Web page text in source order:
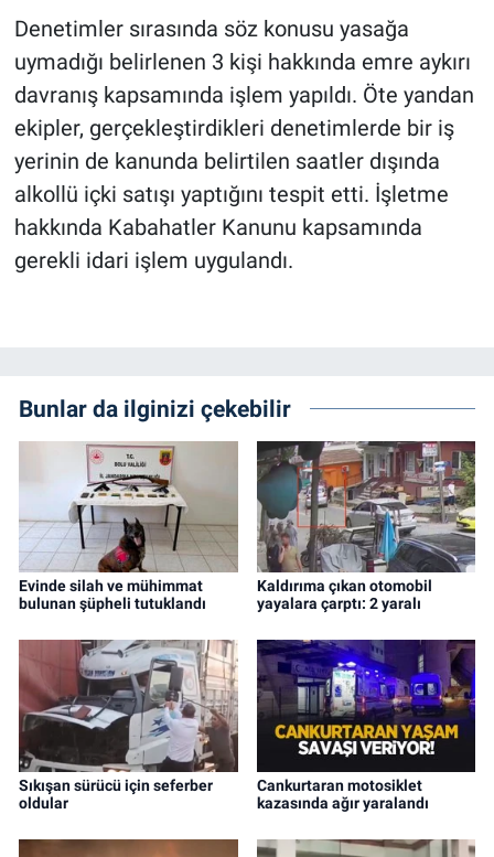
Denetimler sırasında söz konusu yasağa
uymadığı belirlenen 3 kişi hakkında emre aykırı
davranış kapsamında işlem yapıldı. Öte yandan
ekipler, gerçekleştirdikleri denetimlerde bir iş
yerinin de kanunda belirtilen saatler dışında
alkollü içki satışı yaptığını tespit etti. İşletme
hakkında Kabahatler Kanunu kapsamında
gerekli idari işlem uygulandı.
Bunlar da ilginizi çekebilir
Evinde silah ve mühimmat
bulunan şüpheli tutuklandı
Kaldırıma çıkan otomobil
yayalara çarptı: 2 yaralı
Sıkışan sürücü için seferber
oldular
Cankurtaran motosiklet
kazasında ağır yaralandı